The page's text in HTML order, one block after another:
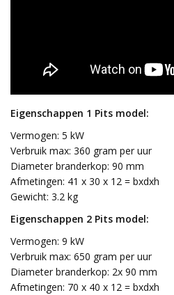
Eigenschappen 1 Pits model:
Vermogen: 5 kW
Verbruik max: 360 gram per uur
Diameter branderkop: 90 mm
Afmetingen: 41 x 30 x 12 = bxdxh
Gewicht: 3.2 kg
Eigenschappen 2 Pits model:
Vermogen: 9 kW
Verbruik max: 650 gram per uur
Diameter branderkop: 2x 90 mm
Afmetingen: 70 x 40 x 12 = bxdxh